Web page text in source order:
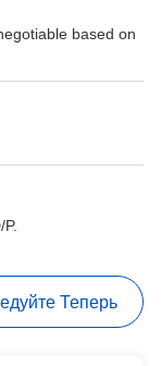
based on
Теперь